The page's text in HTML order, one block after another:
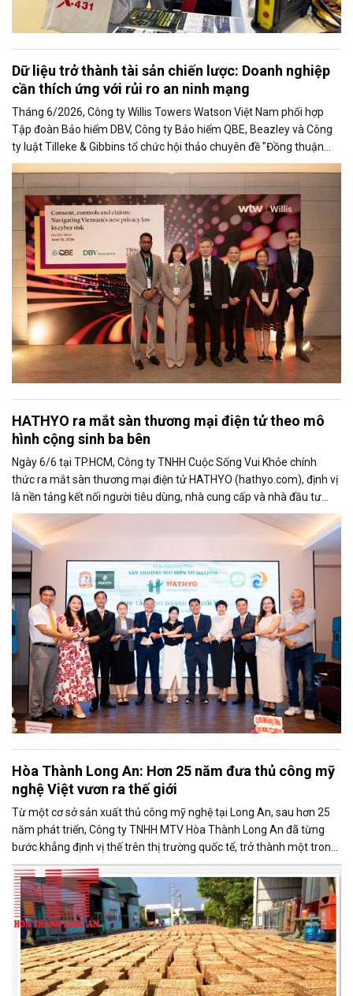
Dữ liệu trở thành tài sản chiến lược: Doanh nghiệp
cần thích ứng với rủi ro an ninh mạng
Tháng 6/2026, Công ty Willis Towers Watson Việt Nam phối hợp
Tập đoàn Bảo hiểm DBV, Công ty Bảo hiểm QBE, Beazley và Công
ty luật Tilleke & Gibbins tổ chức hội thảo chuyên đề "Đồng thuận
kiểm soát và Bồi thường trong quản trị rủi ro an ninh mạng".
HATHYO ra mắt sàn thương mại điện tử theo mô
hình cộng sinh ba bên
Ngày 6/6 tại TP.HCM, Công ty TNHH Cuộc Sống Vui Khỏe chính
thức ra mắt sàn thương mại điện tử HATHYO (hathyo.com), định vị
là nền tảng kết nối người tiêu dùng, nhà cung cấp và nhà đầu tư
theo mô hình cộng sinh ba bên, hướng đến lĩnh vực hàng tiêu dùng
thiết yếu và sức khỏe cộng đồng.
Hòa Thành Long An: Hơn 25 năm đưa thủ công mỹ
nghệ Việt vươn ra thế giới
Từ một cơ sở sản xuất thủ công mỹ nghệ tại Long An, sau hơn 25
năm phát triển, Công ty TNHH MTV Hòa Thành Long An đã từng
bước khẳng định vị thế trên thị trường quốc tế, trở thành một trong
những doanh nghiệp xuất khẩu uy tín của ngành thủ công mỹ nghệ
Việt Nam.